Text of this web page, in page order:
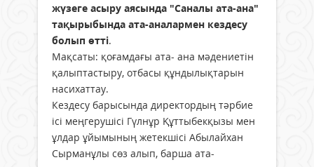
жүзеге асыру аясында "Саналы ата-ана"
тақырыбында ата-аналармен кездесу
болып өтті.
Мақсаты: қоғамдағы ата- ана мәдениетін
қалыптастыру, отбасы құндылықтарын
насихаттау.
Кездесу барысында директордың тәрбие
ісі меңгерушісі Гүлнұр Құттыбекқызы мен
ұлдар ұйымының жетекшісі Абылайхан
Сырманұлы сөз алып, барша ата-